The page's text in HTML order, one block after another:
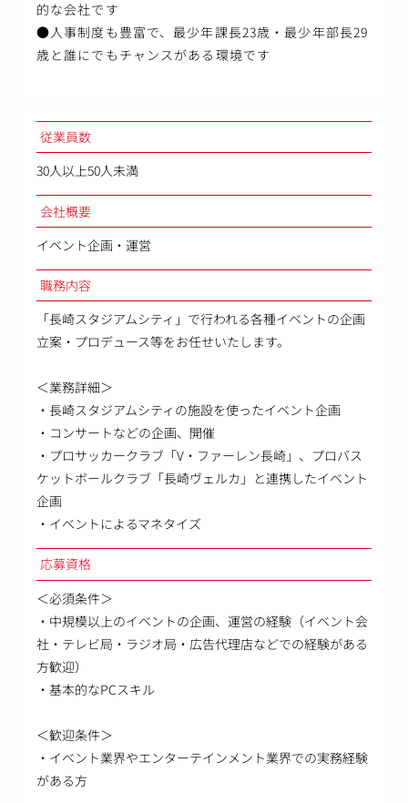
的な会社です
●人事制度も豊富で、最少年課長23歳・最少年部長29
歳と誰にでもチャンスがある環境です
従業員数
30人以上50人未満
会社概要
イベント企画・運営
職務内容
「長崎スタジアムシティ」で行われる各種イベントの企画
立案・プロデュース等をお任せいたします。
＜業務詳細＞
・長崎スタジアムシティの施設を使ったイベント企画
・コンサートなどの企画、開催
・プロサッカークラブ「V・ファーレン長崎」、プロバス
ケットボールクラブ「長崎ヴェルカ」と連携したイベント
企画
・イベントによるマネタイズ
応募資格
＜必須条件＞
・中規模以上のイベントの企画、運営の経験（イベント会
社・テレビ局・ラジオ局・広告代理店などでの経験がある
方歓迎）
・基本的なPCスキル
＜歓迎条件＞
・イベント業界やエンターテインメント業界での実務経験
がある方